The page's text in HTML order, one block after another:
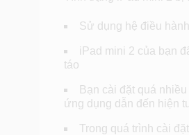
Sử dụng hệ điều
iPad mini 2 của bạn
táo
Bạn cài đặt quá
ứng dụng dẫn đến hiện
Trong quá trình cài